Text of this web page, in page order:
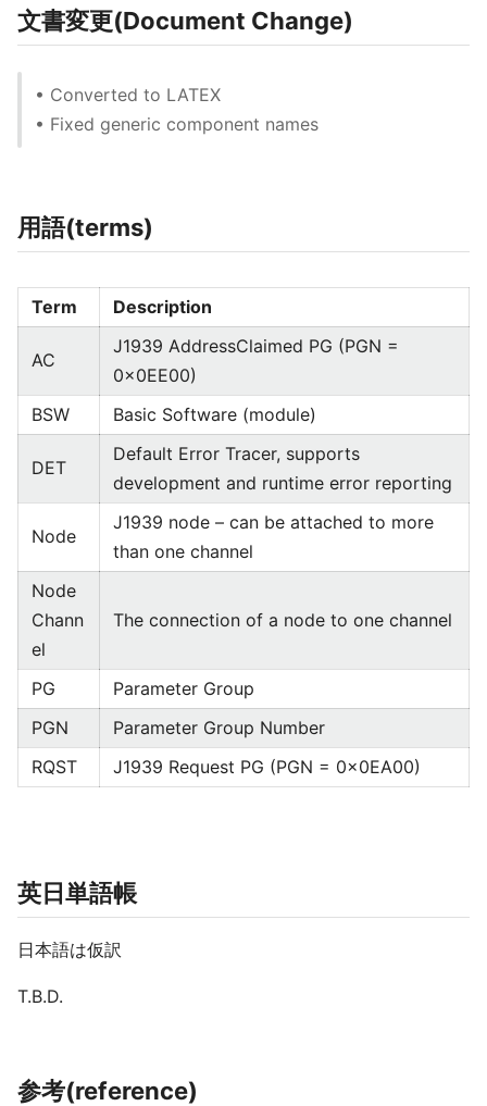
文書変更(Document Change)
• Converted to LATEX
• Fixed generic component names
用語(terms)
Term Description
AC
J1939 AddressClaimed PG (PGN =
0x0EE00)
BSW
Basic Software (module)
DET
Default Error Tracer, supports
development and runtime error reporting
Node
J1939 node – can be attached to more
than one channel
Node
Chann
el
The connection of a node to one channel
PG
Parameter Group
PGN
Parameter Group Number
RQST
J1939 Request PG (PGN = 0x0EA00)
英日単語帳
日本語は仮訳
T.B.D.
参考(reference)